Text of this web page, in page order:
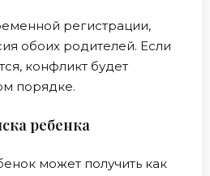
регистрации,
обоих родителей. Если
конфликт будет
порядке.
ребенка
может получить как